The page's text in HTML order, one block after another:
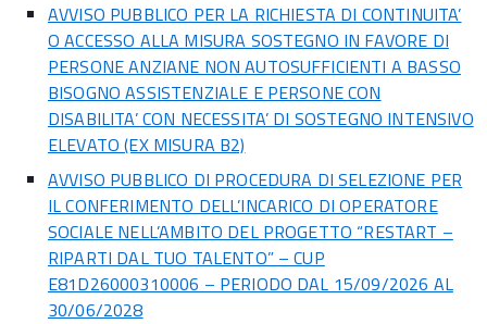
AVVISO PUBBLICO PER LA RICHIESTA DI CONTINUITA’
O ACCESSO ALLA MISURA SOSTEGNO IN FAVORE DI
PERSONE ANZIANE NON AUTOSUFFICIENTI A BASSO
BISOGNO ASSISTENZIALE E PERSONE CON
DISABILITA’ CON NECESSITA’ DI SOSTEGNO INTENSIVO
ELEVATO (EX MISURA B2)
AVVISO PUBBLICO DI PROCEDURA DI SELEZIONE PER
IL CONFERIMENTO DELL’INCARICO DI OPERATORE
SOCIALE NELL’AMBITO DEL PROGETTO “RESTART –
RIPARTI DAL TUO TALENTO” – CUP
E81D26000310006 – PERIODO DAL 15/09/2026 AL
30/06/2028